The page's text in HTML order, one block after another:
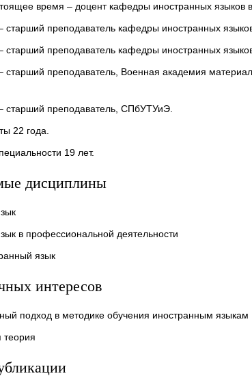
время – доцент кафедры иностранных
старший преподаватель кафедры иностранных
старший преподаватель кафедры иностранных
старший преподаватель, Военная академия
старший преподаватель, СПбУТУиЭ.
22 года.
19 лет.
дисциплины
в профессиональной деятельности
язык
интересов
подход в методике обучения иностранным языкам
теория